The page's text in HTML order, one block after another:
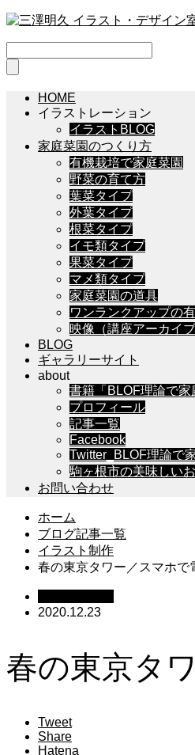
HOME
イラストレーション
イラストBLOG
家庭菜園のつくり方
有機栽培で家庭菜園
野菜の育て方
葉菜タイプ
外葉タイプ
根菜タイプ
イモ類タイプ
果菜タイプ
マメ類タイプ
家庭菜園の道具
ワンランクアップの
映像（講座アーカイブ
BLOG
ギャラリーサイト
about
書籍「BLOF理論で家
プロフィール
記事一覧
Facebook
Twitter_BLOF理論で
駒ヶ根市の美味しい
お問い合わせ
ホーム
ブログ記事一覧
イラスト制作
春の東京タワー／スマホで
2020.12.23
春の東京タ
Tweet
Share
Hatena